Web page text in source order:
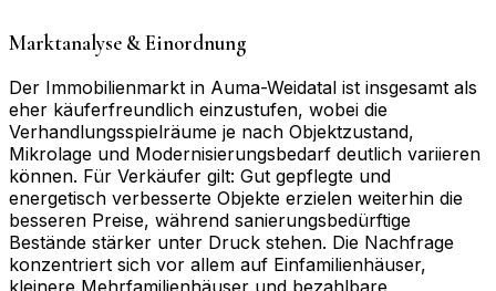
Marktanalyse & Einordnung
Der Immobilienmarkt in Auma-Weidatal ist insgesamt als
eher käuferfreundlich einzustufen, wobei die
Verhandlungsspielräume je nach Objektzustand,
Mikrolage und Modernisierungsbedarf deutlich variieren
können. Für Verkäufer gilt: Gut gepflegte und
energetisch verbesserte Objekte erzielen weiterhin die
besseren Preise, während sanierungsbedürftige
Bestände stärker unter Druck stehen. Die Nachfrage
konzentriert sich vor allem auf Einfamilienhäuser,
kleinere Mehrfamilienhäuser und bezahlbare